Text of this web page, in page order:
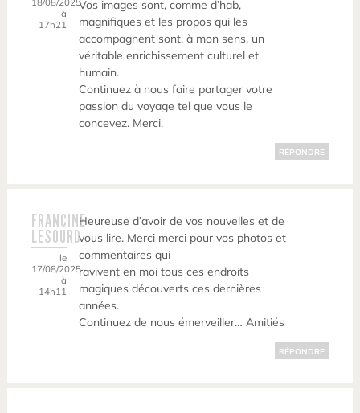
à
17h21
Vos images sont, comme d’hab,
magnifiques et les propos qui les
accompagnent sont, à mon sens, un
véritable enrichissement culturel et
humain.
Continuez à nous faire partager votre
passion du voyage tel que vous le
concevez. Merci.
RÉPONDRE
FRANCINE
LESOURD
le
17/08/2025
à
14h11
Heureuse d’avoir de vos nouvelles et de
vous lire. Merci merci pour vos photos et
commentaires qui
ravivent en moi tous ces endroits
magiques découverts ces dernières
années.
Continuez de nous émerveiller… Amitiés
RÉPONDRE